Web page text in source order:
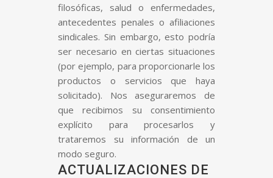
filosóficas, salud o enfermedades,
antecedentes penales o afiliaciones
sindicales. Sin embargo, esto podría
ser necesario en ciertas situaciones
(por ejemplo, para proporcionarle los
productos o servicios que haya
solicitado). Nos aseguraremos de
que recibimos su consentimiento
explícito para procesarlos y
trataremos su información de un
modo seguro.
ACTUALIZACIONES DE